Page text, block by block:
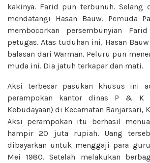
kakinya. Farid pun terbunuh. Selang
mendatangi Hasan Bauw. Pemuda
membocorkan persembunyian
petugas. Atas tuduhan ini, Hasan
balasan dari Warman. Peluru pun
muda ini. Dia jatuh terkapar dan mati.
Aksi terbesar pasukan khusus ini
perampokan kantor dinas P & K
Kebudayaan) di Kecamatan Banjarsari,
Aksi perampokan itu berhasil
hampir 20 juta rupiah. Uang
dibayarkan untuk menggaji para
Mei 1980. Setelah melakukan